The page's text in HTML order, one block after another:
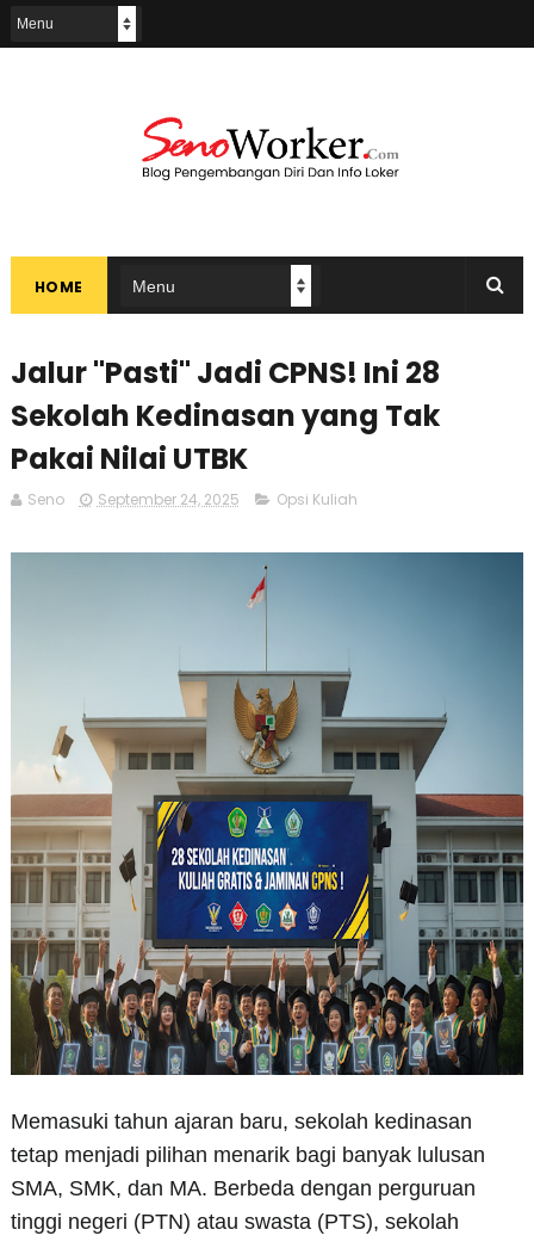
HOME
Jalur "Pasti" Jadi CPNS! Ini 28
Sekolah Kedinasan yang Tak
Pakai Nilai UTBK
Seno September 24, 2025 Opsi Kuliah
Memasuki tahun ajaran baru, sekolah kedinasan
tetap menjadi pilihan menarik bagi banyak lulusan
SMA, SMK, dan MA. Berbeda dengan perguruan
tinggi negeri (PTN) atau swasta (PTS), sekolah